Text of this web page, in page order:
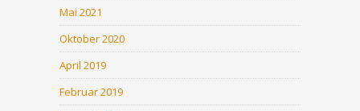
Mai 2021
Oktober 2020
April 2019
Februar 2019